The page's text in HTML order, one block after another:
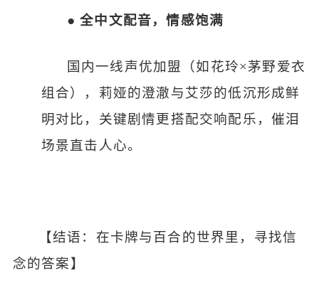
● 全中文配音，情感饱满
国内一线声优加盟（如花玲×茅野爱衣
组合），莉娅的澄澈与艾莎的低沉形成鲜
明对比，关键剧情更搭配交响配乐，催泪
场景直击人心。
【结语：在卡牌与百合的世界里，寻找信
念的答案】